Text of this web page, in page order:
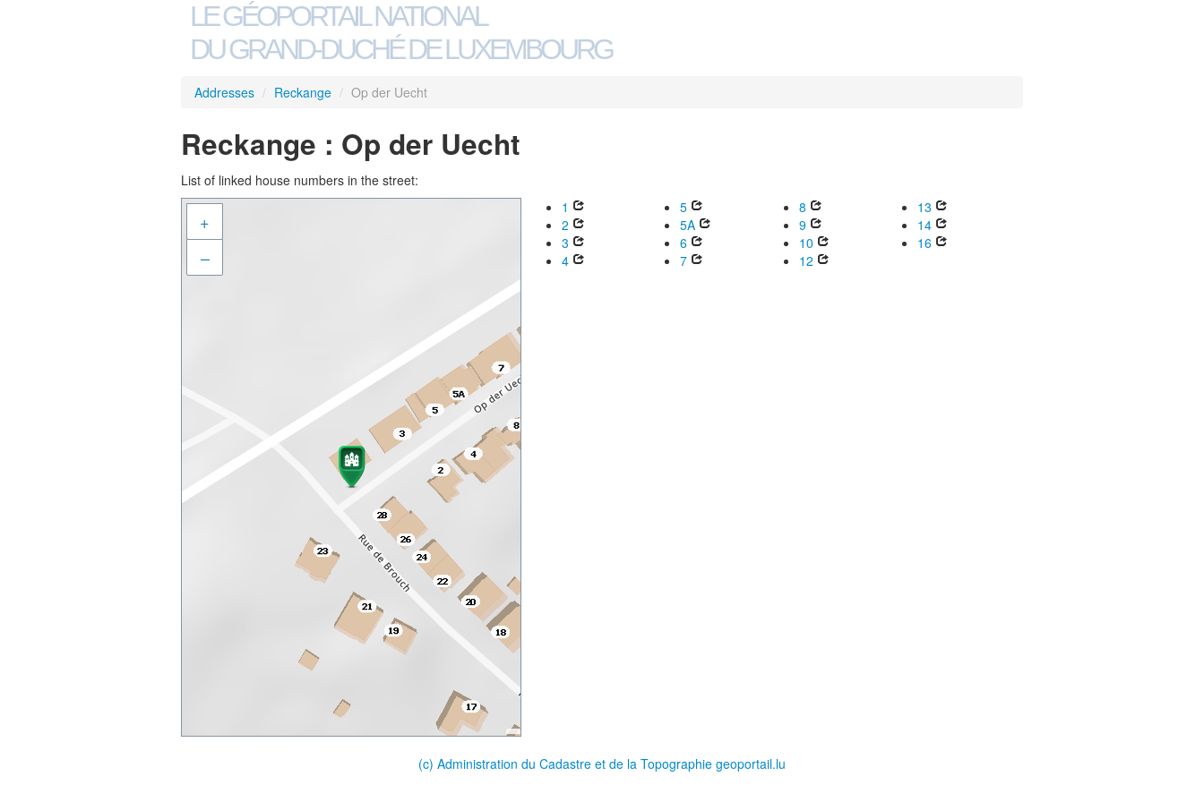
LE GÉOPORTAIL NATIONAL
DU GRAND-DUCHÉ DE LUXEMBOURG
Addresses / Reckange / Op der Uecht
Reckange : Op der Uecht
List of linked house numbers in the street:
+
–
1
2
3
4
5
5A
6
7
8
9
10
12
13
14
16
(c) Administration du Cadastre et de la Topographie geoportail.lu